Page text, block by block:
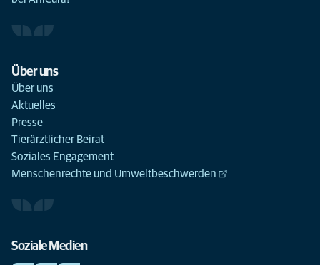
Über uns
Über uns
Aktuelles
Presse
Tierärztlicher Beirat
Soziales Engagement
Menschenrechte und Umweltbeschwerden
Soziale Medien